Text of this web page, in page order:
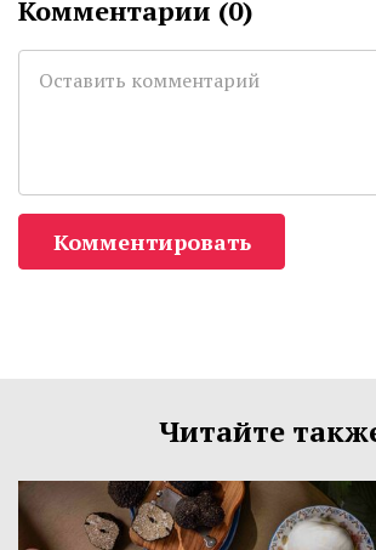
Комментарии (0)
Комментировать
Читайте